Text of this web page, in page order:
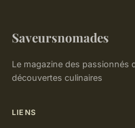
Saveursnomades
Le magazine des passionnés
découvertes culinaires
LIENS